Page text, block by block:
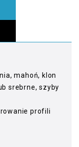
mahoń, klon
srebrne, szyby
profili